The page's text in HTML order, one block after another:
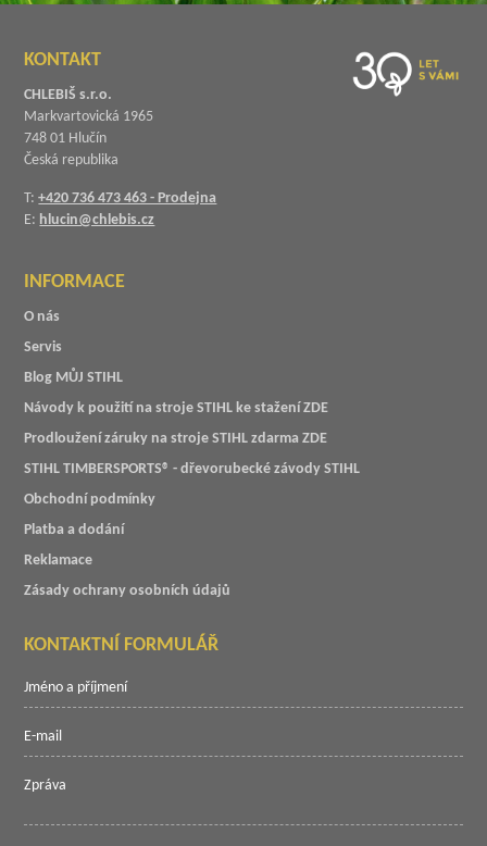
KONTAKT
CHLEBIŠ s.r.o.
Markvartovická 1965
748 01 Hlučín
Česká republika
T:+420 736 473 463 - Prodejna
E: hlucin@chlebis.cz
INFORMACE
O nás
Servis
Blog MŮJ STIHL
Návody k použití na stroje STIHL ke stažení ZDE
Prodloužení záruky na stroje STIHL zdarma ZDE
STIHL TIMBERSPORTS® - dřevorubecké závody STIHL
Obchodní podmínky
Platba a dodání
Reklamace
Zásady ochrany osobních údajů
KONTAKTNÍ FORMULÁŘ